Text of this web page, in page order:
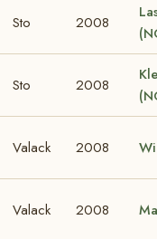
Sto 2008
Sto 2008
Valack 2008
Valack 2008